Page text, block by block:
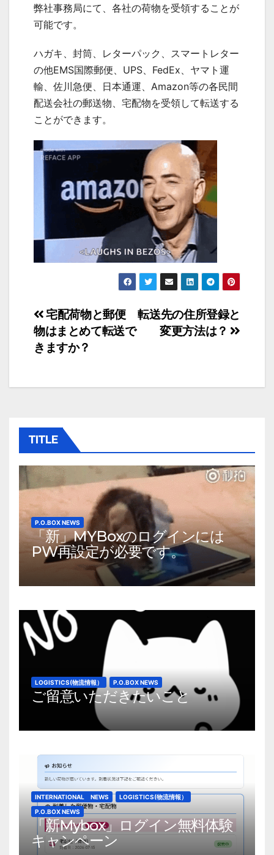
弊社事務局にて、各社の荷物を受領することが
可能です。
ハガキ、封筒、レターパック、スマートレター
の他EMS国際郵便、UPS、FedEx、ヤマト運
輸、佐川急便、日本通運、Amazon等の各民間
配送会社の郵送物、宅配物を受領して転送する
ことができます。
投
稿
ビ
ー
シ
ョ
ン
転送先の住所登録と
変更方法は？
宅配荷物と郵便
物はまとめて転送で
きますか？
TITLE
P.O.BOX NEWS
「新」MYBoxのログインには
PW再設定が必要です。
LOGISTICS(物流情報） P.O.BOX NEWS
ご留意いただきたいこと
INTERNATIONAL NEWS
LOGISTICS(物流情報）
P.O.BOX NEWS
「新Mybox」ログイン無料体験
キャンペーン